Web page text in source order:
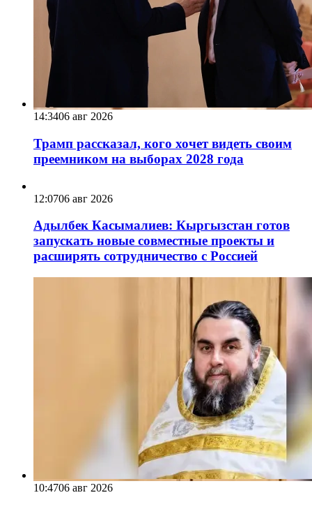
14:3406 авг 2026
Трамп рассказал, кого хочет видеть своим
преемником на выборах 2028 года
12:0706 авг 2026
Адылбек Касымалиев: Кыргызстан готов
запускать новые совместные проекты и
расширять сотрудничество с Россией
10:4706 авг 2026